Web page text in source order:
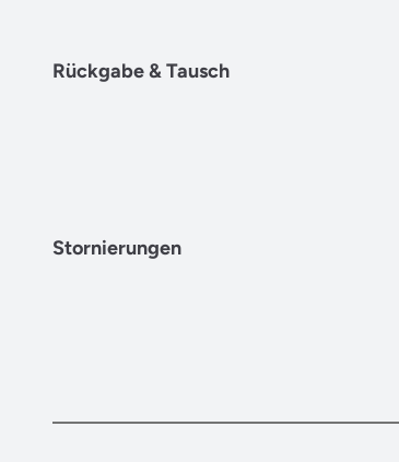
Rückgabe & Tausch
Stornierungen